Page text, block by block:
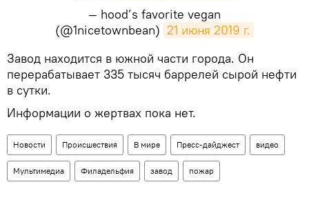
— hood’s favorite vegan
(@1nicetownbean) 21 июня 2019 г.
​Завод находится в южной части города. Он
перерабатывает 335 тысяч баррелей сырой нефти
в сутки.
Информации о жертвах пока нет.
Новости Происшествия В мире Пресс-дайджест видео
Мультимедиа Филадельфия завод пожар